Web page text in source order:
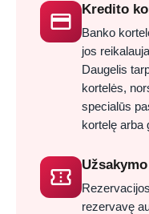
credit_card
Kredito
Banko
jos
Daugelis
kortelės,
specialūs
kortelę arba
confirmation_number
rezervavę